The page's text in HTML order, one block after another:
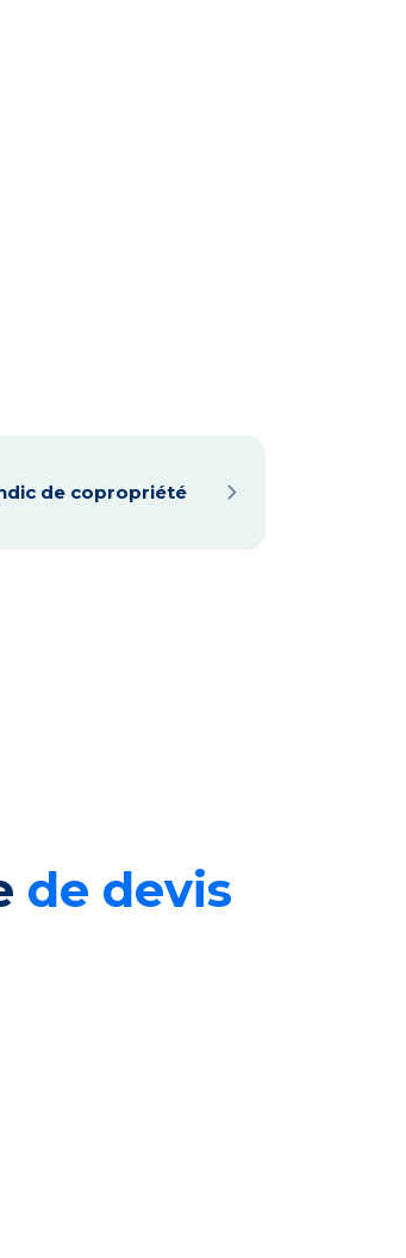
de copropriété navigate_next
de devis